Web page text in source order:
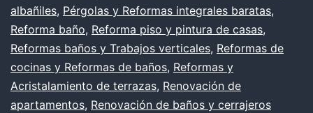
albañiles, Pérgolas y Reformas integrales baratas,
Reforma baño, Reforma piso y pintura de casas,
Reformas baños y Trabajos verticales, Reformas de
cocinas y Reformas de baños, Reformas y
Acristalamiento de terrazas, Renovación de
apartamentos, Renovación de baños y cerrajeros